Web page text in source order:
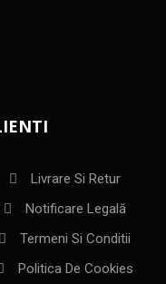
Livrare Si Retur
Notificare Legală
Termeni Si Conditii
Politica De Cookies